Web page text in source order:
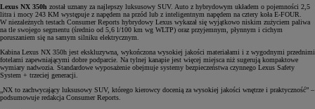
Lexus NX 350h został uznany za najlepszy luksusowy SUV. Auto z hybrydowym układem o pojemności 2,5
litra i mocy 243 KM występuje z napędem na przód lub z inteligentnym napędem na cztery koła E-FOUR.
W niezależnych testach Consumer Reports hybrydowy Lexus wykazał się wyjątkowo niskim zużyciem paliwa
na tle swojego segmentu (średnio od 5,6 l/100 km wg WLTP) oraz przyjemnym, płynnym i cichym
poruszaniem się na samym silniku elektrycznym.
Kabina Lexus NX 350h jest ekskluzywna, wykończona wysokiej jakości materiałami i z wygodnymi przednimi
fotelami zapewniającymi dobre podparcie. Na tylnej kanapie jest więcej miejsca niż sugerują kompaktowe
wymiary nadwozia. Standardowe wyposażenie obejmuje systemy bezpieczeństwa czynnego Lexus Safety
System + trzeciej generacji.
„NX to zachwycający luksusowy SUV, którego kierowcy docenią za wysokiej jakości wnętrze i praktyczność” –
podsumowuje redakcja Consumer Reports.